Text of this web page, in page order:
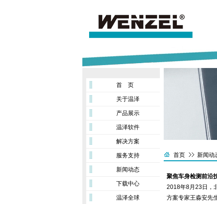
首 页
关于温泽
产品展示
温泽软件
解决方案
服务支持
新闻动态
下载中心
温泽全球
首页 新闻动
聚焦车身检测前沿
2018年8月23日，
方案专家王淼安先